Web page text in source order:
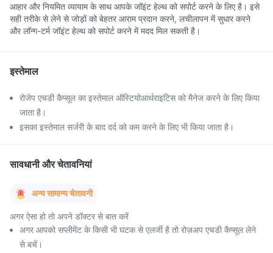
आहार और नियमित व्यायाम के साथ आपके जॉइंट हेल्थ को सपोर्ट करने के लिए है। इसे
सही तरीके से लेने से जोड़ों को बेहतर आराम प्रदान करने, लचीलापन में सुधार करने
और लॉन्ग-टर्म जॉइंट हेल्थ को सपोर्ट करने में मदद मिल सकती है।
इस्तेमाल
रोजेप एचडी कैप्सूल का इस्तेमाल ऑस्टियोआर्थराइटिस को मैनेज करने के लिए किया
जाता है।
इसका इस्तेमाल सर्जरी के बाद दर्द को कम करने के लिए भी किया जाता है।
सावधानी और चेतावनियां
अन्य सामान्य चेतावनी
अगर ऐसा हो तो अपने डॉक्टर से बात करें
अगर आपको सप्लीमेंट के किसी भी घटक से एलर्जी है तो रोज़अप एचडी कैप्सूल लेने
से बचें।